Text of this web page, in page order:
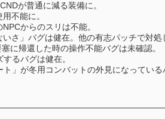
が普通に減る装備に。
不能に。
からのスリは不能。
さ」バグは健在。他の有志パッチで対処
に帰還した時の操作不能バグは未確認。
るバグは健在。
」が冬用コンバットの外見になっている